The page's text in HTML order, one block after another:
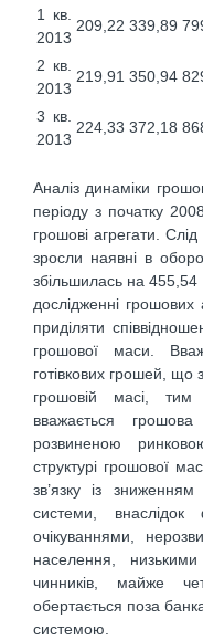
1 кв.
2013
209,22 339,89
2 кв.
2013
219,91 350,94
3 кв.
2013
224,33 372,18
Аналіз динаміки
періоду з початку
грошові агрегати.
зросли наявні в
збільшилась на
дослідженні грошових
приділяти
грошової маси.
готівкових грошей, що
грошовій масі,
вважається
розвиненою
структурі грошової
зв’язку із
системи, внаслідок
очікуваннями,
населення,
чинників, майже
обертається поза
системою.